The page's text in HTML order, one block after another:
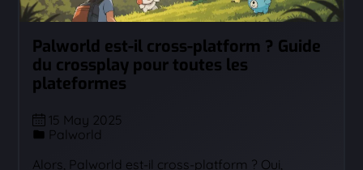
Palworld est-il cross-platform ? Guide
du crossplay pour toutes les
plateformes
15 May 2025
Palworld
Alors, Palworld est-il cross-platform ? Oui,